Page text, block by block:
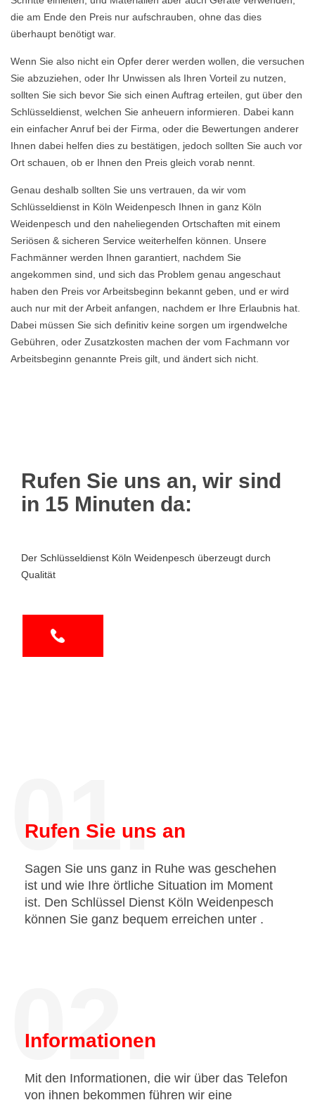
die am Ende den Preis nur aufschrauben, ohne das dies
überhaupt benötigt war.
Wenn Sie also nicht ein Opfer derer werden wollen, die versuchen
Sie abzuziehen, oder Ihr Unwissen als Ihren Vorteil zu nutzen,
sollten Sie sich bevor Sie sich einen Auftrag erteilen, gut über den
Schlüsseldienst, welchen Sie anheuern informieren. Dabei kann
ein einfacher Anruf bei der Firma, oder die Bewertungen anderer
Ihnen dabei helfen dies zu bestätigen, jedoch sollten Sie auch vor
Ort schauen, ob er Ihnen den Preis gleich vorab nennt.
Genau deshalb sollten Sie uns vertrauen, da wir vom
Schlüsseldienst in Köln Weidenpesch Ihnen in ganz Köln
Weidenpesch und den naheliegenden Ortschaften mit einem
Seriösen & sicheren Service weiterhelfen können. Unsere
Fachmänner werden Ihnen garantiert, nachdem Sie
angekommen sind, und sich das Problem genau angeschaut
haben den Preis vor Arbeitsbeginn bekannt geben, und er wird
auch nur mit der Arbeit anfangen, nachdem er Ihre Erlaubnis hat.
Dabei müssen Sie sich definitiv keine sorgen um irgendwelche
Gebühren, oder Zusatzkosten machen der vom Fachmann vor
Arbeitsbeginn genannte Preis gilt, und ändert sich nicht.
Rufen Sie uns an, wir sind
in 15 Minuten da:
Der Schlüsseldienst Köln Weidenpesch überzeugt durch
Qualität
01.
Rufen Sie uns an
Sagen Sie uns ganz in Ruhe was geschehen
ist und wie Ihre örtliche Situation im Moment
ist. Den Schlüssel Dienst Köln Weidenpesch
können Sie ganz bequem erreichen unter .
02.
Informationen
Mit den Informationen, die wir über das Telefon
von ihnen bekommen führen wir eine